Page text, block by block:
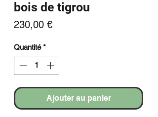
bois de tigrou
230,00 €Prix
Quantité *
Ajouter au panier